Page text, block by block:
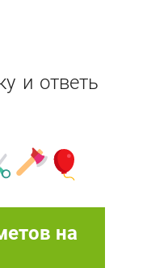
и ответь
на